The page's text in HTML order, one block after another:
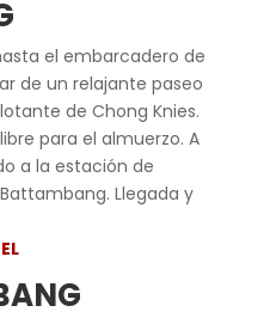
el embarcadero de
de un relajante paseo
de Chong Knies.
para el almuerzo. A
a la estación de
Llegada y